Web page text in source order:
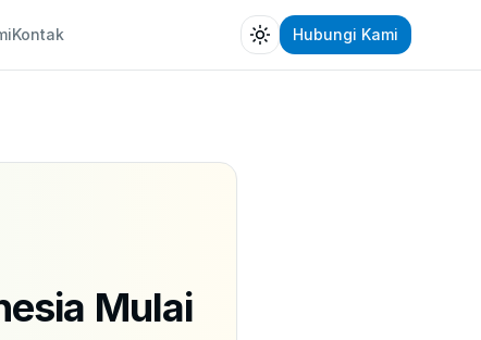
Kontak Toggle theme
Hubungi Kami
Mulai